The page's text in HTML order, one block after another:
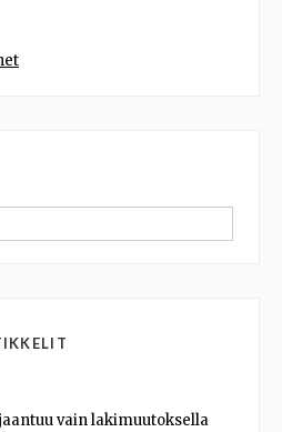
vain lakimuutoksella